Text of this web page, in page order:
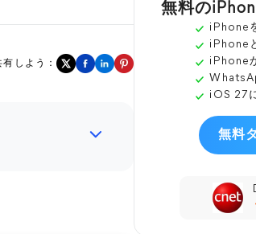
有しよう：
無料の
iPhone
iPhone
iPhone
iOS 27
無料